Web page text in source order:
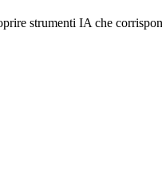
strumenti IA che